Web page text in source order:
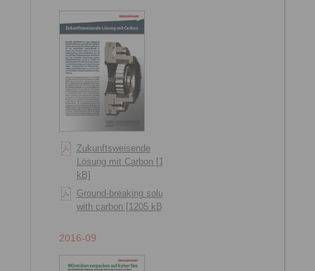
Zukunftsweisende
Lösung mit Carbon [1209
kB]
Ground-breaking solution
with carbon [1205 kB]
2016-09